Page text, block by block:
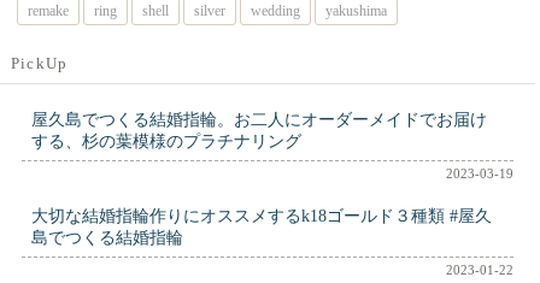
remake
ring shell silver wedding yakushima
PickUp
屋久島でつくる結婚指輪。お二人にオーダーメイドでお届け
する、杉の葉模様のプラチナリング
2023-03-19
大切な結婚指輪作りにオススメするk18ゴールド３種類 #屋久
島でつくる結婚指輪
2023-01-22